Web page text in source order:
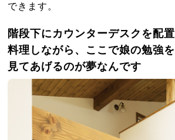
できます。
階段下にカウンターデスクを配置
料理しながら、ここで娘の勉強を
見てあげるのが夢なんです